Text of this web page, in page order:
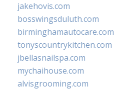
jakehovis.com
bosswingsduluth.com
birminghamautocare.com
tonyscountrykitchen.com
jbellasnailspa.com
mychaihouse.com
alvisgrooming.com